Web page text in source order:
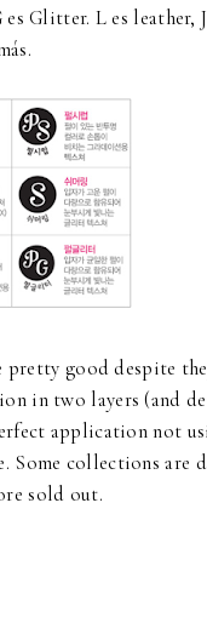
Glitter. L es leather,
pretty good despite
in two layers (and
application not
Some collections are
sold out.